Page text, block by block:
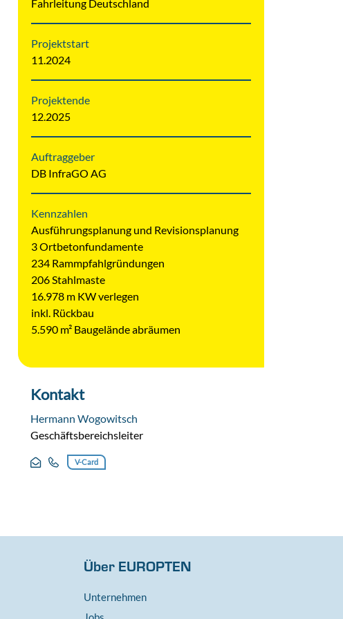
Fahrleitung Deutschland
Projektstart
11.2024
Projektende
12.2025
Auftraggeber
DB InfraGO AG
Kennzahlen
Ausführungsplanung und Revisionsplanung
3 Ortbetonfundamente
234 Rammpfahlgründungen
206 Stahlmaste
16.978 m KW verlegen
inkl. Rückbau
5.590 m² Baugelände abräumen
Kontakt
Hermann Wogowitsch
Geschäftsbereichsleiter
V-Card
Über EUROPTEN
Unternehmen